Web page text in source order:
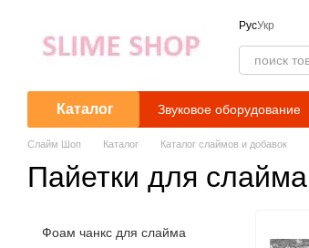
РусУкр
Каталог Звуковое оборудование
Слайм Шоп Каталог Каталог слаймов и добавок
Пайетки для слайма
Фоам чанкс для слайма